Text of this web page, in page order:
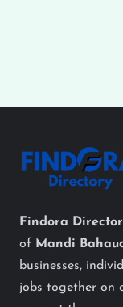
Findora
of Mandi
businesses,
jobs together on